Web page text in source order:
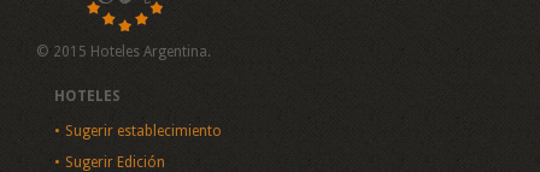
© 2015 Hoteles Argentina.
HOTELES
Sugerir establecimiento
Sugerir Edición